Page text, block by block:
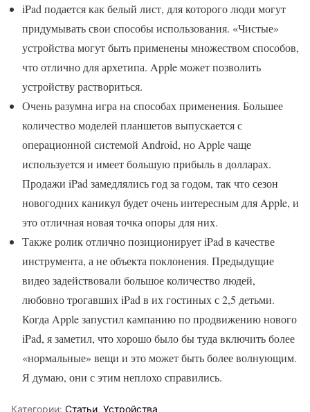
iPad подается как белый лист, для которого люди могут
придумывать свои способы использования. «Чистые»
устройства могут быть применены множеством способов,
что отлично для архетипа. Apple может позволить
устройству раствориться.
Очень разумна игра на способах применения. Большее
количество моделей планшетов выпускается с
операционной системой Android, но Apple чаще
используется и имеет большую прибыль в долларах.
Продажи iPad замедлялись год за годом, так что сезон
новогодних каникул будет очень интересным для Apple, и
это отличная новая точка опоры для них.
Также ролик отлично позиционирует iPad в качестве
инструмента, а не объекта поклонения. Предыдущие
видео задействовали большое количество людей,
любовно трогавших iPad в их гостиных с 2,5 детьми.
Когда Apple запустил кампанию по продвижению нового
iPad, я заметил, что хорошо было бы туда включить более
«нормальные» вещи и это может быть более волнующим.
Я думаю, они с этим неплохо справились.
Категории: Статьи, Устройства